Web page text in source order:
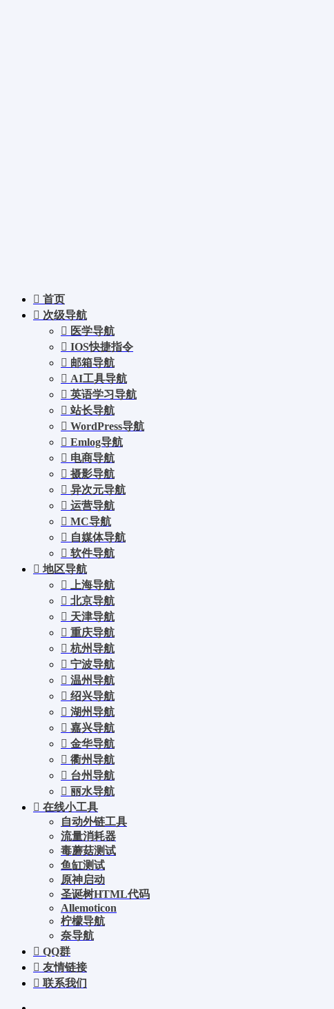
首页
次级导航
医学导航
IOS快捷指令
邮箱导航
AI工具导航
英语学习导航
站长导航
WordPress导航
Emlog导航
电商导航
摄影导航
异次元导航
运营导航
MC导航
自媒体导航
软件导航
地区导航
上海导航
北京导航
天津导航
重庆导航
杭州导航
宁波导航
温州导航
绍兴导航
湖州导航
嘉兴导航
金华导航
衢州导航
台州导航
丽水导航
在线小工具
自动外链工具
流量消耗器
毒蘑菇测试
鱼缸测试
原神启动
圣诞树HTML代码
Allemoticon
柠檬导航
奈导航
QQ群
友情链接
联系我们